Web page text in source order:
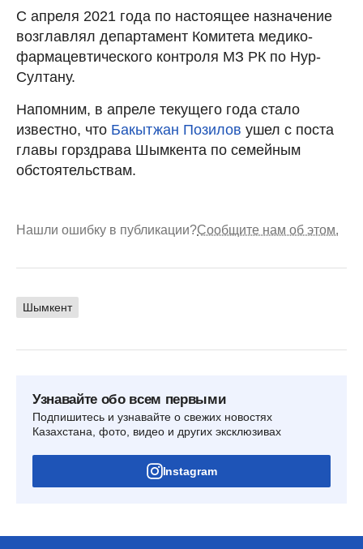
С апреля 2021 года по настоящее назначение
возглавлял департамент Комитета медико-
фармацевтического контроля МЗ РК по Нур-
Султану.
Напомним, в апреле текущего года стало
известно, что Бакытжан Позилов ушел с поста
главы горздрава Шымкента по семейным
обстоятельствам.
Нашли ошибку в публикации?Сообщите нам об этом.
Шымкент
Узнавайте обо всем первыми
Подпишитесь и узнавайте о свежих новостях
Казахстана, фото, видео и других эксклюзивах
Instagram